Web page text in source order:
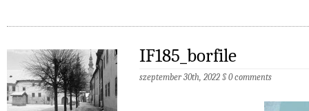
IF185_borfile
szeptember 30th, 2022 §0 comments